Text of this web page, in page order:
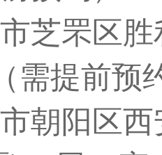
芝罘区
需提前预
朝阳区